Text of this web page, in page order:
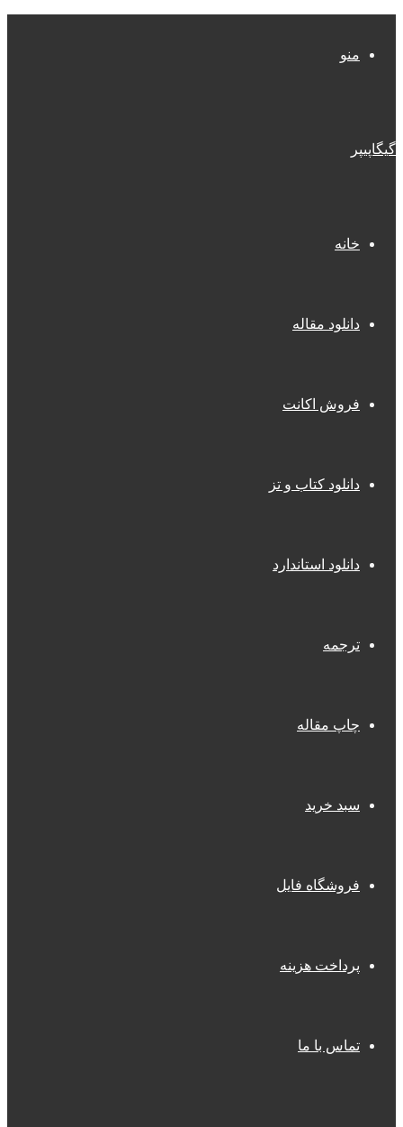
منو
گیگاپیپر
خانه
دانلود مقاله
فروش اکانت
دانلود کتاب و تز
دانلود استاندارد
ترجمه
چاپ مقاله
سبد خرید
فروشگاه فایل
پرداخت هزینه
تماس با ما